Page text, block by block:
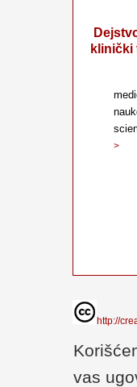
klinički
>
http://
vas